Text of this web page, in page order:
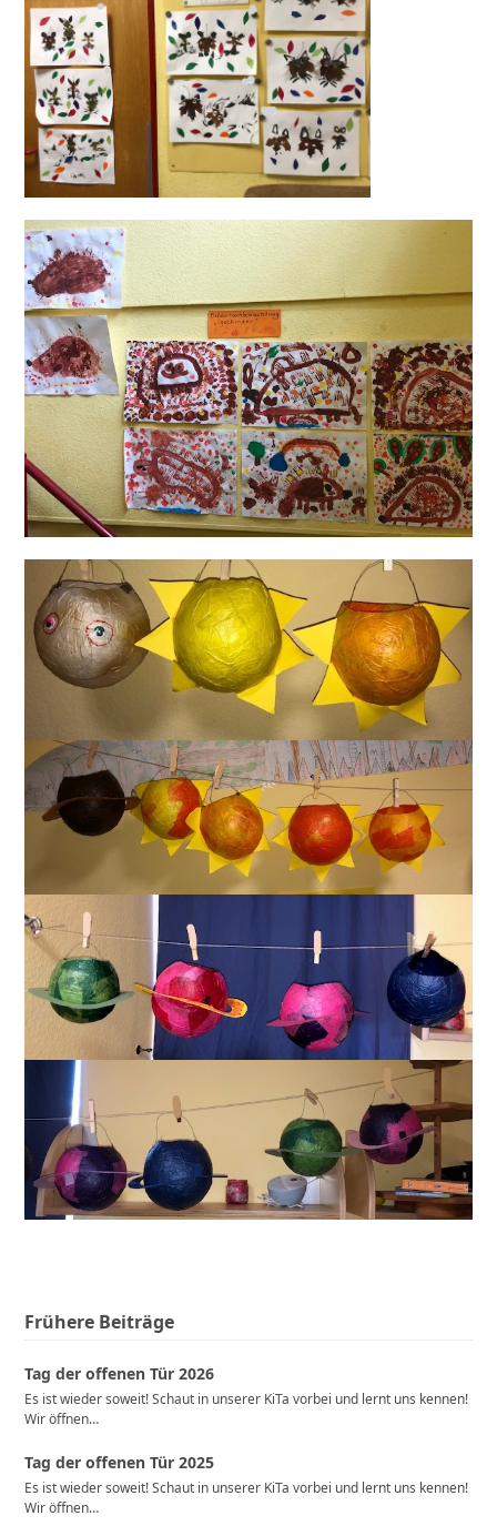
Frühere Beiträge
Tag der offenen Tür 2026
Es ist wieder soweit! Schaut in unserer KiTa vorbei und lernt uns kennen!
Wir öffnen…
Tag der offenen Tür 2025
Es ist wieder soweit! Schaut in unserer KiTa vorbei und lernt uns kennen!
Wir öffnen…